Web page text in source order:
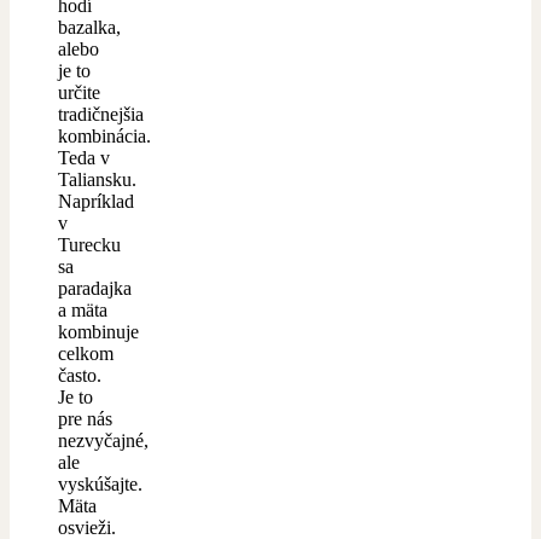
hodí
bazalka,
alebo
je to
určite
tradičnejšia
kombinácia.
Teda v
Taliansku.
Napríklad
v
Turecku
sa
paradajka
a mäta
kombinuje
celkom
často.
Je to
pre nás
nezvyčajné,
ale
vyskúšajte.
Mäta
osvieži.